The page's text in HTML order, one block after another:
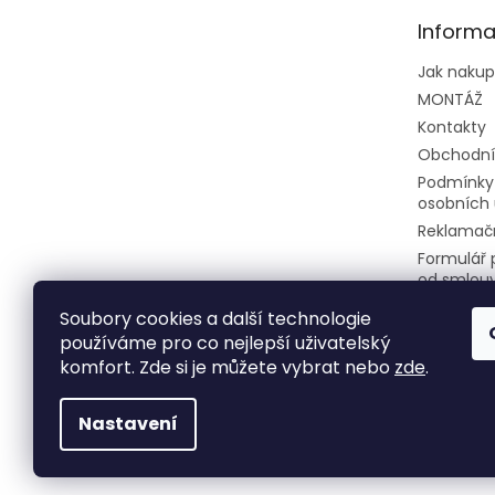
Soubory cookies a další technologie
používáme pro co nejlepší uživatelský
komfort. Zde si je můžete vybrat nebo zde.
Nastavení
Jak
MONTÁŽ
Kontakty
osobních
Formulář
od